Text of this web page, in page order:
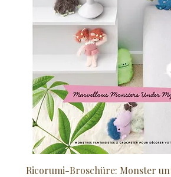
Ricorumi-Broschüre: Monster